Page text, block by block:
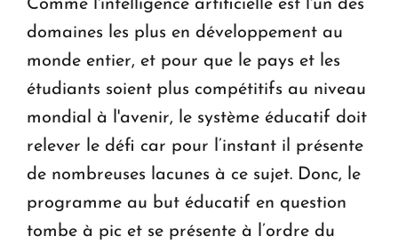
Comme l'intelligence artificielle est l'un des
domaines les plus en développement au
monde entier, et pour que le pays et les
étudiants soient plus compétitifs au niveau
mondial à l'avenir, le système éducatif doit
relever le défi car pour l’instant il présente
de nombreuses lacunes à ce sujet. Donc, le
programme au but éducatif en question
tombe à pic et se présente à l’ordre du